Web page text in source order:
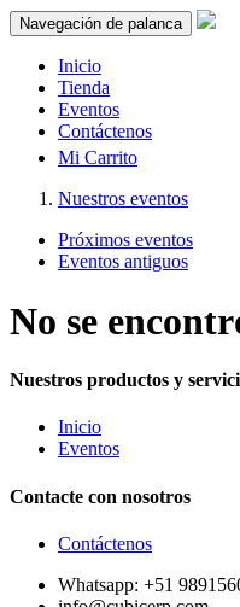
Navegación de palanca
Inicio
Tienda
Eventos
Contáctenos
Mi Carrito
Nuestros eventos
Próximos eventos
Eventos antiguos
No se
Nuestros productos y
Inicio
Eventos
Contacte con nosotros
Contáctenos
Whatsapp: +51